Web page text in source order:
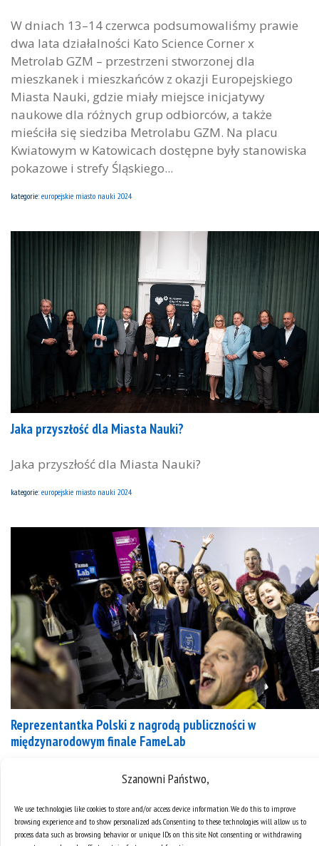
Szanowni Państwo,
We use technologies like cookies to store and/or access device information. We do this to improve
browsing experience and to show personalized ads. Consenting to these technologies will allow us to
process data such as browsing behavior or unique IDs on this site. Not consenting or withdrawing
W dniach 13–14 czerwca podsumowaliśmy prawie
dwa lata działalności Kato Science Corner x
Metrolab GZM – przestrzeni stworzonej dla
mieszkanek i mieszkańców z okazji Europejskiego
Miasta Nauki, gdzie miały miejsce inicjatywy
naukowe dla różnych grup odbiorców, a także
mieściła się siedziba Metrolabu GZM. Na placu
Kwiatowym w Katowicach dostępne były stanowiska
pokazowe i strefy Śląskiego...
kategorie: europejskie miasto nauki 2024
Jaka przyszłość dla Miasta Nauki?
Jaka przyszłość dla Miasta Nauki?
kategorie: europejskie miasto nauki 2024
Reprezentantka Polski z nagrodą publiczności w
międzynarodowym finale FameLab
Mgr inż. Natalia Izdebska (Politechnika
Poland 2025, którego organizatorem był
Uniwersytet Śląski i reprezentantka Polski, zdobyła